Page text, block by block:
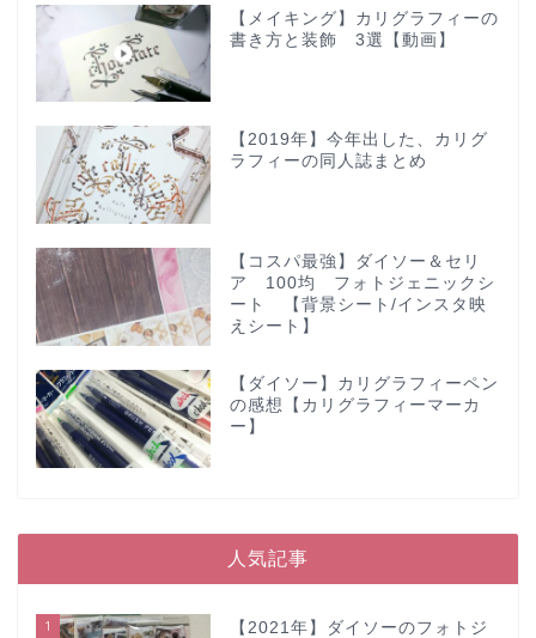
【メイキング】カリグラフィーの
書き方と装飾 3選【動画】
【2019年】今年出した、カリグ
ラフィーの同人誌まとめ
【コスパ最強】ダイソー＆セリ
ア 100均 フォトジェニックシ
ート 【背景シート/インスタ映
えシート】
【ダイソー】カリグラフィーペン
の感想【カリグラフィーマーカ
ー】
人気記事
1
【2021年】ダイソーのフォトジ